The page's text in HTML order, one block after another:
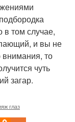
в том случае,
и вы не
внимания, то
чуть
загар.
глаз